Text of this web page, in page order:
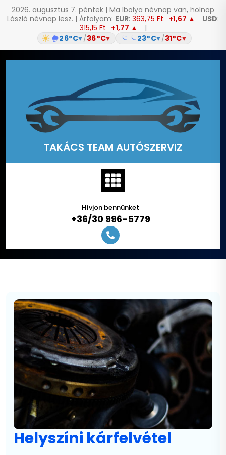
2026. augusztus 7. péntek | Ma Ibolya névnap van, holnap
László névnap lesz. | Árfolyam: EUR: 363,75 Ft +1,67 ▲ USD:
315,15 Ft +1,77 ▲
|
26°C▼/36°C▼ 23°C▼/31°C▼
TAKÁCS TEAM AUTÓSZERVIZ
Hívjon bennünket
+36/30 996-5779
Helyszíni kárfelvétel